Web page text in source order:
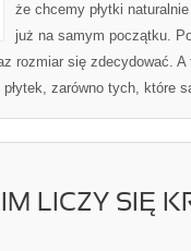
że chcemy płytki
już na samym początku.
rozmiar się zdecydować.
zarówno tych, które
LICZY SIĘ